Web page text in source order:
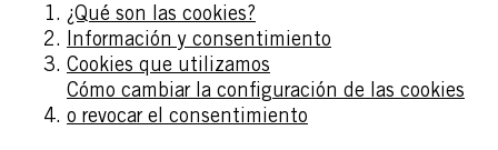
¿Qué son las cookies?
Información y consentimiento
Cookies que utilizamos
Cómo cambiar la configuración de las cookies
o revocar el consentimiento